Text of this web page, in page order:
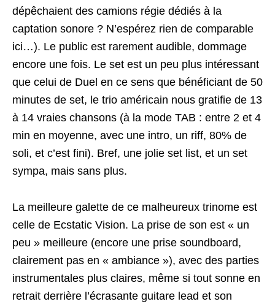
dépêchaient des camions régie dédiés à la
captation sonore ? N’espérez rien de comparable
ici…). Le public est rarement audible, dommage
encore une fois. Le set est un peu plus intéressant
que celui de Duel en ce sens que bénéficiant de 50
minutes de set, le trio américain nous gratifie de 13
à 14 vraies chansons (à la mode TAB : entre 2 et 4
min en moyenne, avec une intro, un riff, 80% de
soli, et c’est fini). Bref, une jolie set list, et un set
sympa, mais sans plus.
La meilleure galette de ce malheureux trinome est
celle de Ecstatic Vision. La prise de son est « un
peu » meilleure (encore une prise soundboard,
clairement pas en « ambiance »), avec des parties
instrumentales plus claires, même si tout sonne en
retrait derrière l’écrasante guitare lead et son